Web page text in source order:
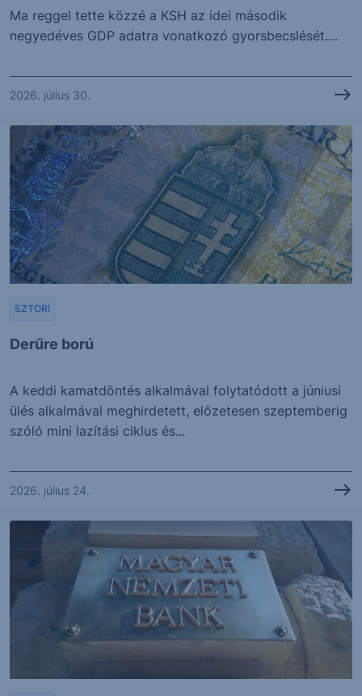
Ma reggel tette közzé a KSH az idei második
negyedéves GDP adatra vonatkozó gyorsbecslését....
2026. július 30.
Derűre ború
SZTORI
A keddi kamatdöntés alkalmával folytatódott a júniusi
ülés alkalmával meghirdetett, előzetesen szeptemberig
szóló mini lazítási ciklus és...
2026. július 24.